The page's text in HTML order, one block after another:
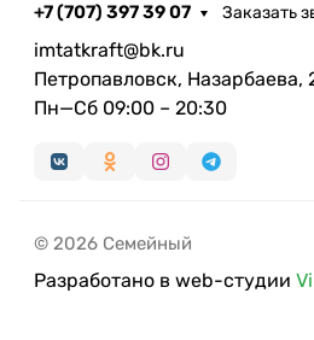
+7 (707) 397 39 07 Заказать
imtatkraft@bk.ru
Петропавловск, Назарбаева,
Пн—Сб 09:00 – 20:30
© 2026 Семейный
Разработано в web-студии